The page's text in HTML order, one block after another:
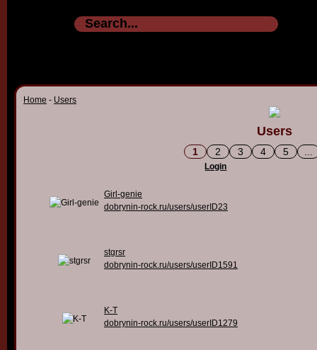
Home - Users
Users
1 2 3 4 5
Login
Girl-genie
dobrynin-rock.ru/users/userID23
stgrsr
dobrynin-rock.ru/users/userID1591
K-T
dobrynin-rock.ru/users/userID1279